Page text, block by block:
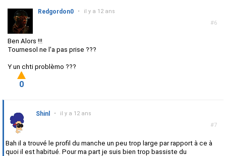
#6
Redgordon0 • il y a 12 ans
Ben Alors !!!
Tournesol ne l'a pas prise ???
Y un chti problèmo ???
0
#7
Shinl • il y a 12 ans
Bah il a trouvé le profil du manche un peu trop large par rapport à ce à
quoi il est habitué. Pour ma part je suis bien trop bassiste du